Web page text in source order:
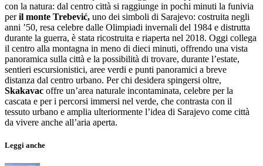
con la natura: dal centro città si raggiunge in pochi minuti la funivia
peril monte Trebević, uno dei simboli di Sarajevo: costruita negli
anni ’50, resa celebre dalle Olimpiadi invernali del 1984 e distrutta
durante la guerra, è stata ricostruita e riaperta nel 2018. Oggi collega
il centro alla montagna in meno di dieci minuti, offrendo una vista
panoramica sulla città e la possibilità di trovare, durante l’estate,
sentieri escursionistici, aree verdi e punti panoramici a breve
distanza dal centro urbano. Per chi desidera spingersi oltre,
Skakavac offre un’area naturale incontaminata, celebre per la
cascata e per i percorsi immersi nel verde, che contrasta con il
tessuto urbano e amplia ulteriormente l’idea di Sarajevo come città
da vivere anche all’aria aperta.
Leggi anche